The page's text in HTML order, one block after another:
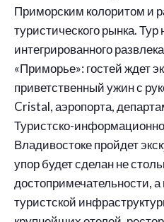
Приморским колоритом и
туристического рынка.
интегрированного
«Приморье»: гостей ждет
приветственный ужин с
Cristal, аэропорта,
Туристско-
Владивостоке пройдет
упор будет сделан не
достопримечательности,
туристской